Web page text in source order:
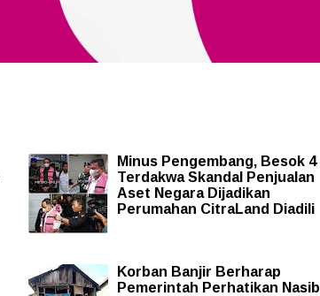
Minus Pengembang, Besok 4
Terdakwa Skandal Penjualan
Aset Negara Dijadikan
Perumahan CitraLand Diadili
Korban Banjir Berharap
Pemerintah Perhatikan Nasib